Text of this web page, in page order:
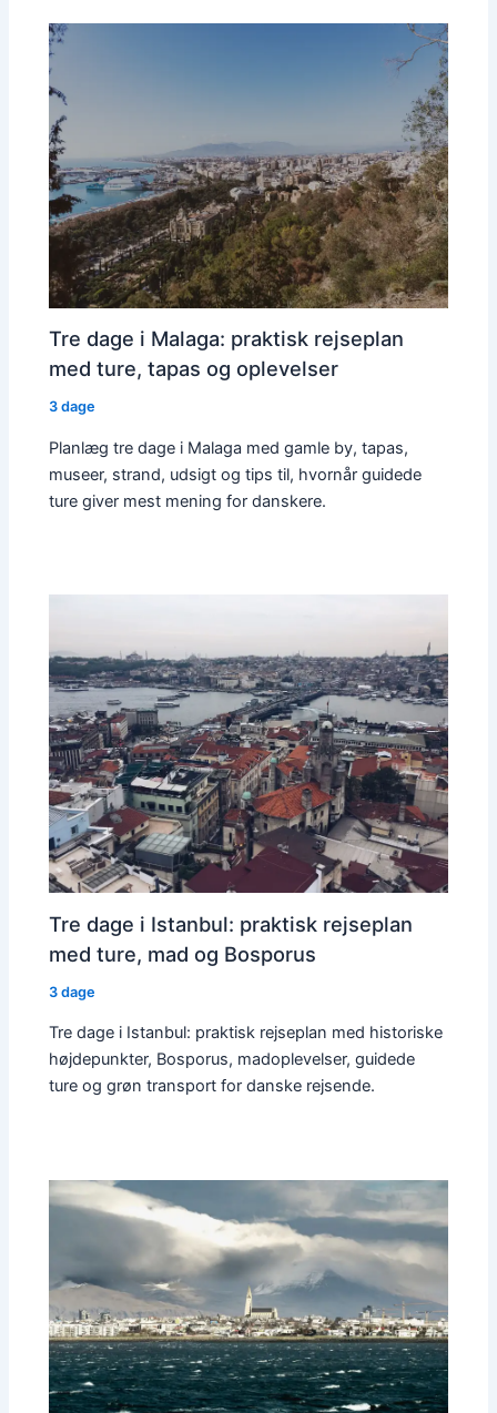
Tre dage i Malaga: praktisk rejseplan
med ture, tapas og oplevelser
3 dage
Planlæg tre dage i Malaga med gamle by, tapas,
museer, strand, udsigt og tips til, hvornår guidede
ture giver mest mening for danskere.
Tre dage i Istanbul: praktisk rejseplan
med ture, mad og Bosporus
3 dage
Tre dage i Istanbul: praktisk rejseplan med historiske
højdepunkter, Bosporus, madoplevelser, guidede
ture og grøn transport for danske rejsende.